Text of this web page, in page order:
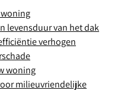
levensduur van het dak
verhogen
woning
milieuvriendelijke